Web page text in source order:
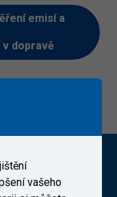
emisí a
dopravě
a. s. (VUZ)
vašeho